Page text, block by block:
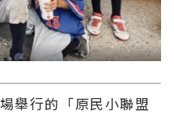
舉行的「原民小聯盟